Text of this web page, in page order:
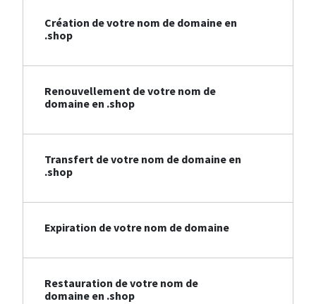
Création de votre nom de domaine en
.shop
Renouvellement de votre nom de
domaine en .shop
Transfert de votre nom de domaine en
.shop
Expiration de votre nom de domaine
Restauration de votre nom de
domaine en .shop